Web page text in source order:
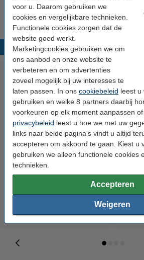
voor u. Daarom gebruiken we
cookies en vergelijkbare technieken.
Functionele cookies zorgen dat de
website goed werkt.
Marketingcookies gebruiken we om
ons aanbod en onze website te
verbeteren en om advertenties
zoveel mogelijk bij uw interesses te
laten passen. In ons cookiebeleid leest u
gebruiken en welke 8 partners daarbij
voorkeuren op elk moment aanpassen
privacybeleid leest u hoe we met uw
links naar beide pagina's vindt u altijd
accepteren om akkoord te gaan. Kiest u
gebruiken we alleen functionele cookies
technieken.
Accepteren
Weigeren
Populaire producten
HP 745 (F9J98A) inktcartridge
foto zwart (origineel)
€ 175,50
HP
€